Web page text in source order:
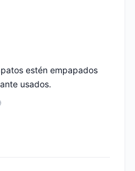
estén empapados
usados.